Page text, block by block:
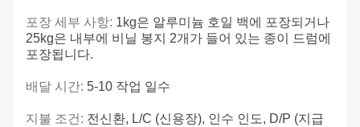
포장 세부 사항: 1kg은 알루미늄 호일 백에 포장되거나
25kg은 내부에 비닐 봉지 2개가 들어 있는 종이 드럼에
포장됩니다.
배달 시간: 5-10 작업 일수
지불 조건: 전신환, L/C (신용장), 인수 인도, D/P (지급